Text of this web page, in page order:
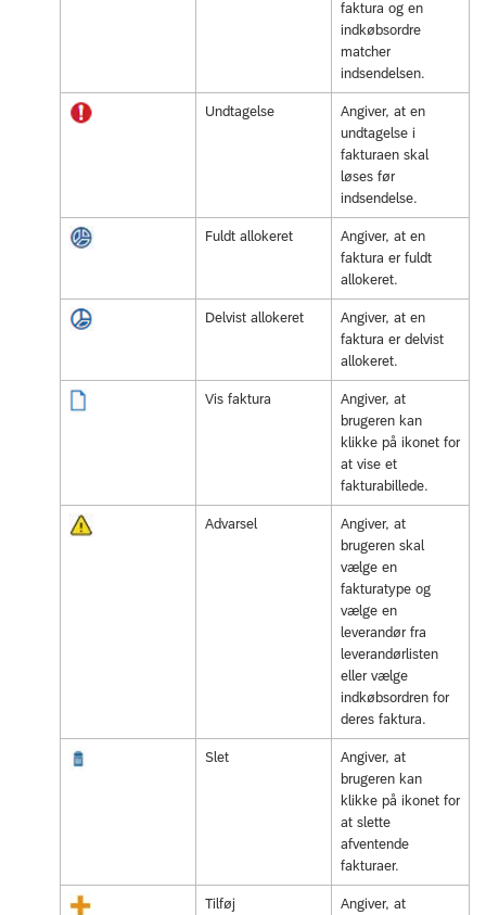
faktura og en
indkøbsordre
matcher
indsendelsen.
Undtagelse
Angiver, at en
undtagelse i
fakturaen skal
løses før
indsendelse.
Fuldt allokeret
Angiver, at en
faktura er fuldt
allokeret.
Delvist allokeret
Angiver, at en
faktura er delvist
allokeret.
Vis faktura
Angiver, at
brugeren kan
klikke på ikonet for
at vise et
fakturabillede.
Advarsel
Angiver, at
brugeren skal
vælge en
fakturatype og
vælge en
leverandør fra
leverandørlisten
eller vælge
indkøbsordren for
deres faktura.
Slet
Angiver, at
brugeren kan
klikke på ikonet for
at slette
afventende
fakturaer.
Tilføj
Angiver, at